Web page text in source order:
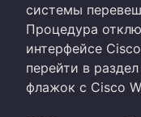
системы
Процедура
интерфейсе
перейти в
флажок с Cisco